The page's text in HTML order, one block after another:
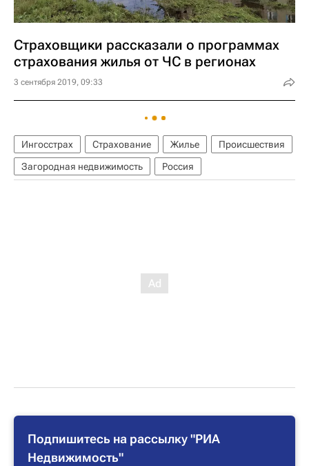
Страховщики рассказали о программах
страхования жилья от ЧС в регионах
3 сентября 2019, 09:33
Ингосстрах Страхование Жилье
Происшествия
Загородная недвижимость
Россия
Подпишитесь на рассылку "РИА
Недвижимость"